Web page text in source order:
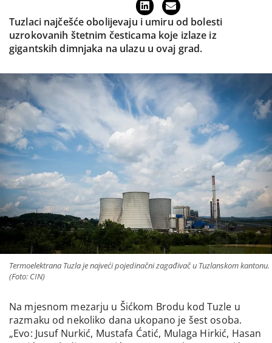
Tuzlaci najčešće obolijevaju i umiru od bolesti
uzrokovanih štetnim česticama koje izlaze iz
gigantskih dimnjaka na ulazu u ovaj grad.
Termoelektrana Tuzla je najveći pojedinačni zagađivač u Tuzlanskom kantonu.
(Foto: CIN)
Na mjesnom mezarju u Šićkom Brodu kod Tuzle u
razmaku od nekoliko dana ukopano je šest osoba.
„Evo: Jusuf Nurkić, Mustafa Ćatić, Mulaga Hirkić, Hasan